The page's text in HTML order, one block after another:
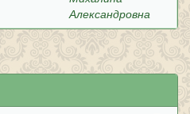
Александровна